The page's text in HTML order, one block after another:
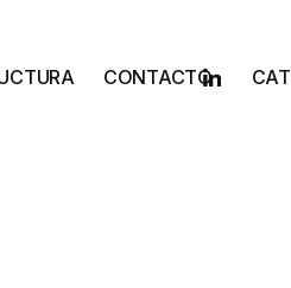
CONTACTOLinkedin
CAT